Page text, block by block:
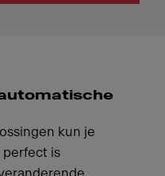
kun je
perfect is